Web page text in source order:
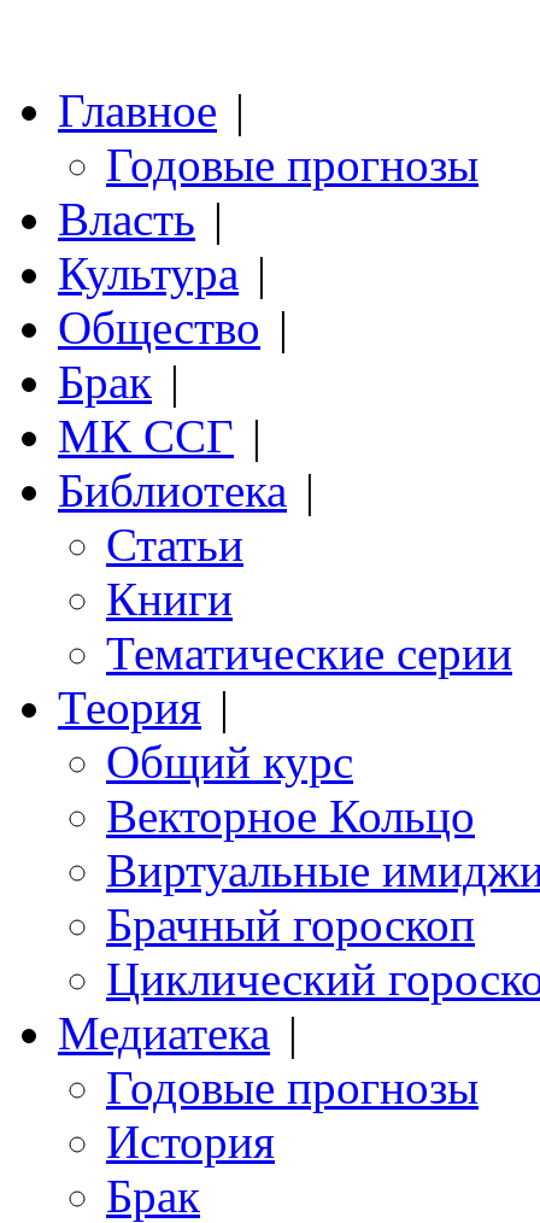
Главное |
Годовые прогнозы
Власть |
Культура |
Общество |
Брак |
МК ССГ |
Библиотека |
Статьи
Книги
Тематические серии
Теория |
Общий курс
Векторное Кольцо
Виртуальные
Брачный гороскоп
Циклический
Медиатека |
Годовые прогнозы
История
Брак